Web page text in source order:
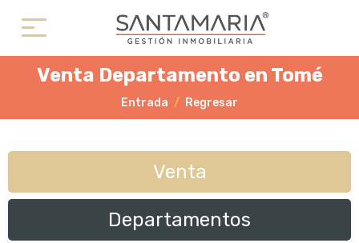
Venta Departamento en Tomé
Entrada Regresar
Venta
Departamentos